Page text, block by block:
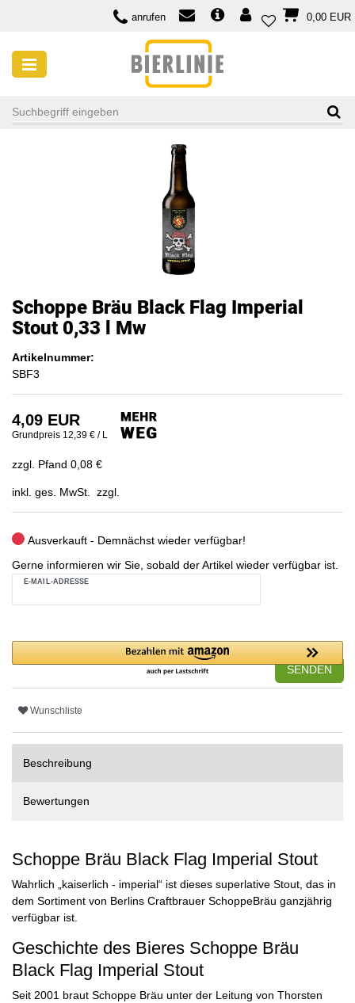
anrufen 0,00 EUR
Schoppe Bräu Black Flag Imperial
Stout 0,33 l Mw
Artikelnummer:
SBF3
4,09 EUR
Grundpreis 12,39 € / L
zzgl. Pfand 0,08 €
inkl. ges. MwSt. zzgl.
Ausverkauft - Demnächst wieder verfügbar!
Gerne informieren wir Sie, sobald der Artikel wieder verfügbar ist.
E-MAIL-ADRESSE
SENDEN
Wunschliste
Beschreibung
Bewertungen
Schoppe Bräu Black Flag Imperial Stout
Wahrlich „kaiserlich - imperial“ ist dieses superlative Stout, das in
dem Sortiment von Berlins Craftbrauer SchoppeBräu ganzjährig
verfügbar ist.
Geschichte des Bieres Schoppe Bräu
Black Flag Imperial Stout
Seit 2001 braut Schoppe Bräu unter der Leitung von Thorsten